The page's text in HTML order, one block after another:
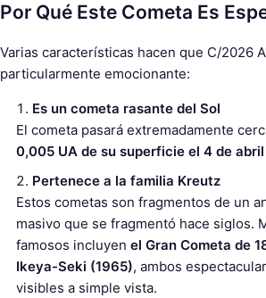
Por Qué Este Cometa Es
Varias características hacen que C/2026
particularmente emocionante:
Es un cometa rasante del Sol
El cometa pasará extremadamente
0,005 UA de su superficie el 4 de
Pertenece a la familia Kreutz
Estos cometas son fragmentos de un
masivo que se fragmentó hace siglos.
famosos incluyen el Gran Cometa de
Ikeya-Seki (1965), ambos
visibles a simple vista.